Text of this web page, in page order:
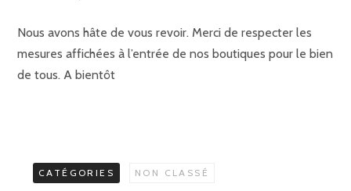
Nous avons hâte de vous revoir. Merci de respecter les
mesures affichées à l’entrée de nos boutiques pour le bien
de tous. A bientôt
CATÉGORIES NON CLASSÉ